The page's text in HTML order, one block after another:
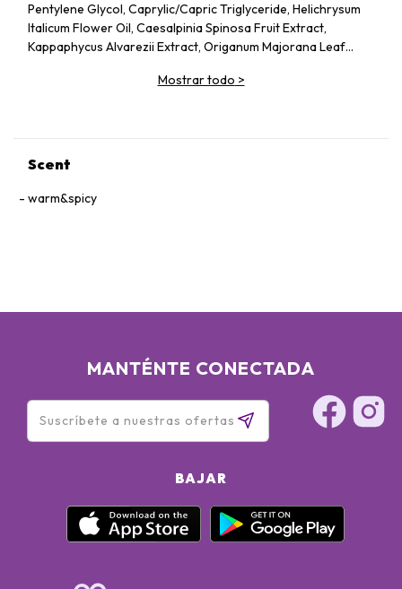
Pentylene Glycol, Caprylic/Capric Triglyceride, Helichrysum
Italicum Flower Oil, Caesalpinia Spinosa Fruit Extract,
Kappaphycus Alvarezii Extract, Origanum Majorana Leaf
Extract, Calendula Officinalis Flower Extract, Acmella
Hydrolyzed Yeast Protein, Sodium Citrate, Ammonium
Carbomer, Sodium Hyrdoxide, Alcaligenes Polysaccharides,
Mostrar todo >
Scent
warm&spicy
MANTÉNTE CONECTADA
BAJAR